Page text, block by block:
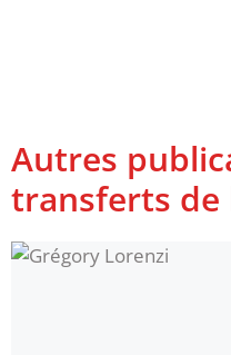
Autres
transferts de